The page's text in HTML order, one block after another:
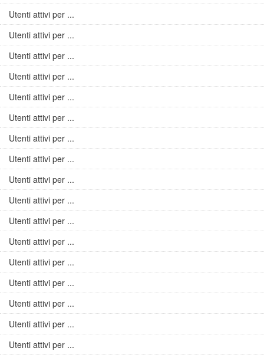
Utenti attivi per ...
Utenti attivi per ...
Utenti attivi per ...
Utenti attivi per ...
Utenti attivi per ...
Utenti attivi per ...
Utenti attivi per ...
Utenti attivi per ...
Utenti attivi per ...
Utenti attivi per ...
Utenti attivi per ...
Utenti attivi per ...
Utenti attivi per ...
Utenti attivi per ...
Utenti attivi per ...
Utenti attivi per ...
Utenti attivi per ...